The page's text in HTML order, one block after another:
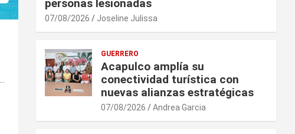
personas lesionadas
07/08/2026 Joseline Julissa
GUERRERO
Acapulco amplía su
conectividad turística con
nuevas alianzas estratégicas
07/08/2026 Andrea Garcia